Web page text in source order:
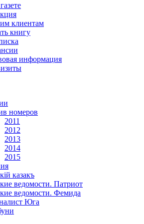
клиентам
книгу
информация
номеров
2011
2012
2013
2014
2015
казакъ
ведомости. Патриот
ведомости. Фемида
Юга